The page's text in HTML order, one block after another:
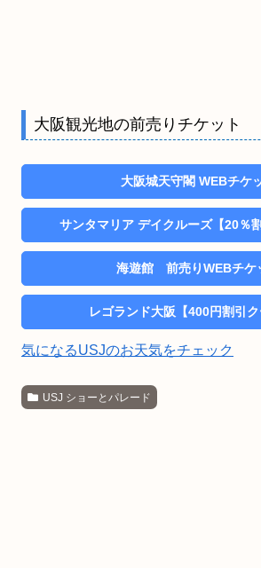
大阪観光地の前売りチケット
大阪城天守閣 WEBチケ
サンタマリア デイクルーズ【20％
海遊館 前売りWEBチケ
レゴランド大阪【400円割引ク
気になるUSJのお天気をチェック
USJ ショーとパレード